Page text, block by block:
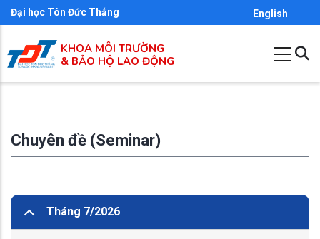
Nhảy
đến
nội
dung
Đại học Tôn Đức Thắng English
KHOA MÔI TRƯỜNG
& BẢO HỘ LAO ĐỘNG
Chuyên đề (Seminar)
Tháng 7/2026